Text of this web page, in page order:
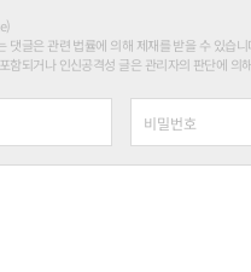
댓글은 관련 법률에 의해 제재를 받을 수 있습니
함되거나 인신공격성 글은 관리자의 판단에 의